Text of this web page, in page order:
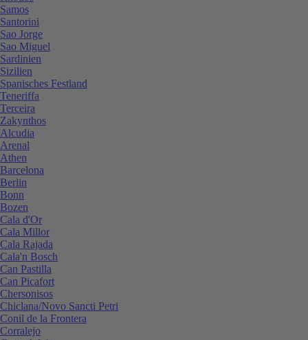
Samos
Santorini
Sao Jorge
Sao Miguel
Sardinien
Sizilien
Spanisches Festland
Teneriffa
Terceira
Zakynthos
Alcudia
Arenal
Athen
Barcelona
Berlin
Bonn
Bozen
Cala d'Or
Cala Millor
Cala Rajada
Cala'n Bosch
Can Pastilla
Can Picafort
Chersonisos
Chiclana/Novo Sancti Petri
Conil de la Frontera
Corralejo